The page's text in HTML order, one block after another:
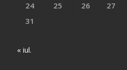
24
25 26 27
31
« iul.